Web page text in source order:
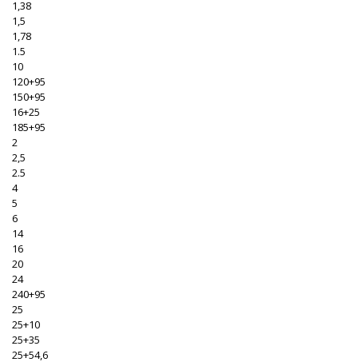
1,38
1,5
1,78
1.5
10
120+95
150+95
16+25
185+95
2
2,5
2.5
4
5
6
14
16
20
24
240+95
25
25+10
25+35
25+54,6